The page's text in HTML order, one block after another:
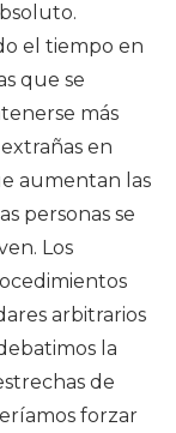
el tiempo en
que se
más
en
aumentan las
personas se
Los
arbitrarios
la
de
forzar